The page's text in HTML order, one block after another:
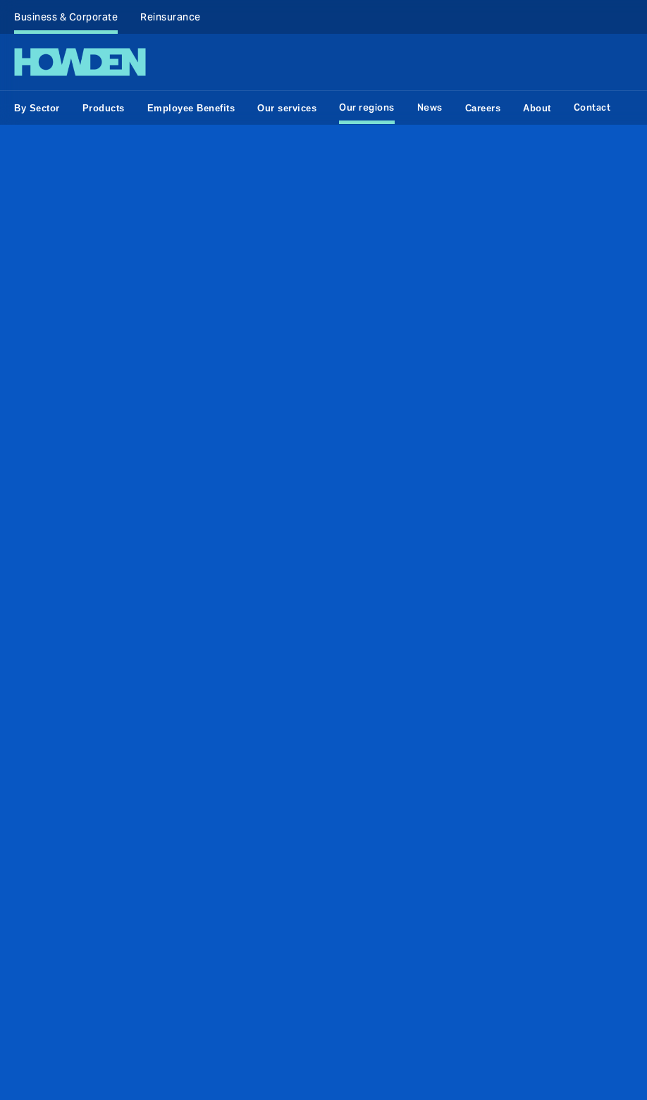
Business & Corporate Reinsurance
By Sector Products Employee Benefits Our services Our regions News Careers About Contact